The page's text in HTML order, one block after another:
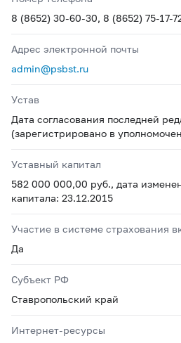
8 (8652) 30-60-30, 8 (8652) 75-17-
Адрес электронной почты
admin@psbst.ru
Устав
Дата согласования последней
(зарегистрировано в
Уставный капитал
582 000 000,00 руб., дата
капитала: 23.12.2015
Участие в системе страхования
Да
Субъект РФ
Ставропольский край
Интернет-ресурсы